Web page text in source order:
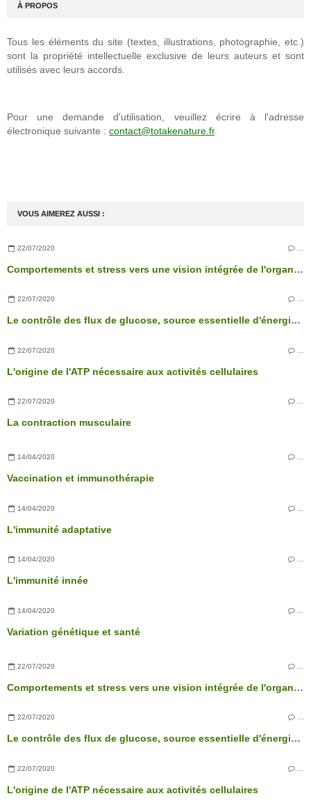
VOUS AIMEREZ AUSSI :
22/07/2020
Comportements et stress vers une vision intégrée de l'organisme
22/07/2020
Le contrôle des flux de glucose, source essentielle d'énergie des cellules
22/07/2020
L'origine de l'ATP nécessaire aux activités cellulaires
22/07/2020 …
La contraction musculaire
14/04/2020
Vaccination et immunothérapie
14/04/2020
L'immunité adaptative
14/04/2020 …
L'immunité innée
14/04/2020
Variation génétique et santé
22/07/2020
Comportements et stress vers une vision intégrée de l'organisme
22/07/2020
Le contrôle des flux de glucose, source essentielle d'énergie des cellules
22/07/2020
L'origine de l'ATP nécessaire aux activités cellulaires
À PROPOS
Tous les éléments du site (textes, illustrations, photographie, etc.)
sont la propriété intellectuelle exclusive de leurs auteurs et sont
utilisés avec leurs accords.
Pour une demande d'utilisation, veuillez écrire à l'adresse
électronique suivante : contact@totakenature.fr